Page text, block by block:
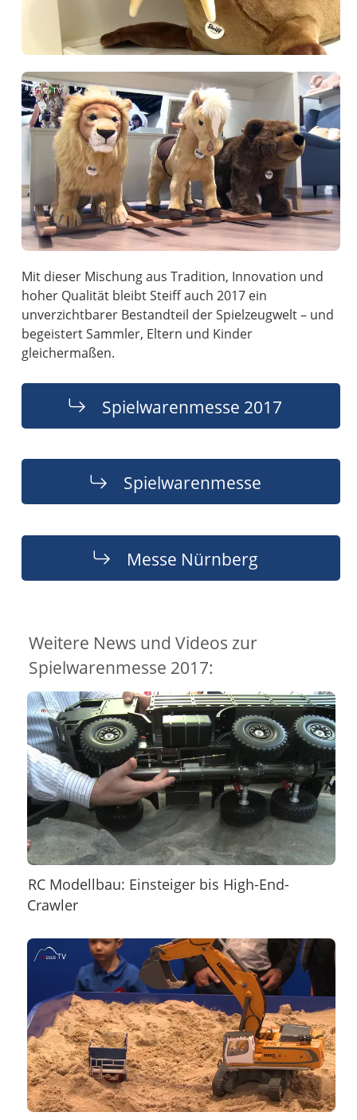
Mit dieser Mischung aus Tradition, Innovation und
hoher Qualität bleibt Steiff auch 2017 ein
unverzichtbarer Bestandteil der Spielzeugwelt – und
begeistert Sammler, Eltern und Kinder
gleichermaßen.
Spielwarenmesse 2017
Spielwarenmesse
Messe Nürnberg
Weitere News und Videos zur
Spielwarenmesse 2017:
RC Modellbau: Einsteiger bis High-End-
Crawler